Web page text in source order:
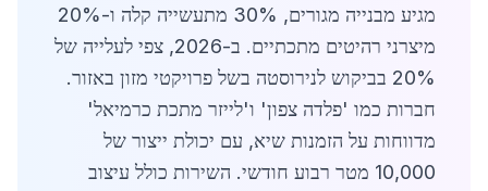
מגיע מבנייה מגורים, 30% מתעשייה קלה ו-20%
מיצרני רהיטים מתכתיים. ב-2026, צפי לעלייה של
20% בביקוש לנירוסטה בשל פרויקטי מזון באזור.
חברות כמו 'פלדה צפון' ו'לייזר מתכת כרמיאל'
מדווחות על הזמנות שיא, עם יכולת ייצור של
10,000 מטר רבוע חודשי. השירות כולל עיצוב